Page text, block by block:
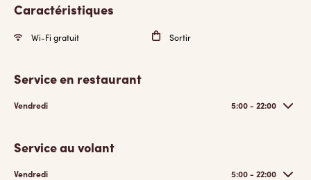
Caractéristiques
Wi-Fi gratuit Sortir
Service en restaurant
Vendredi 5:00 - 22:00
Service au volant
Vendredi 5:00 - 22:00